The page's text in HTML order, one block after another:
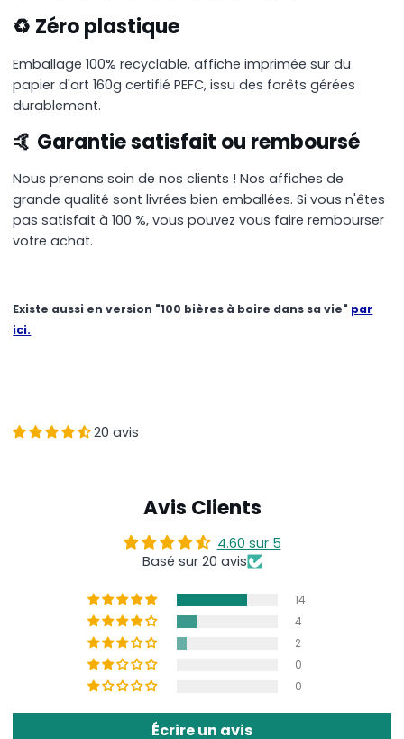
♻️ Zéro plastique
Emballage 100% recyclable, affiche imprimée sur du
papier d'art 160g certifié PEFC, issu des forêts gérées
durablement.
🤙 Garantie satisfait ou remboursé
Nous prenons soin de nos clients ! Nos affiches de
grande qualité sont livrées bien emballées. Si vous n'êtes
pas satisfait à 100 %, vous pouvez vous faire rembourser
votre achat.
Existe aussi en version "100 bières à boire dans sa vie" par
ici.
20 avis
Avis Clients
4.60 sur 5
Basé sur 20 avis
14
4
2
0
0
Écrire un avis